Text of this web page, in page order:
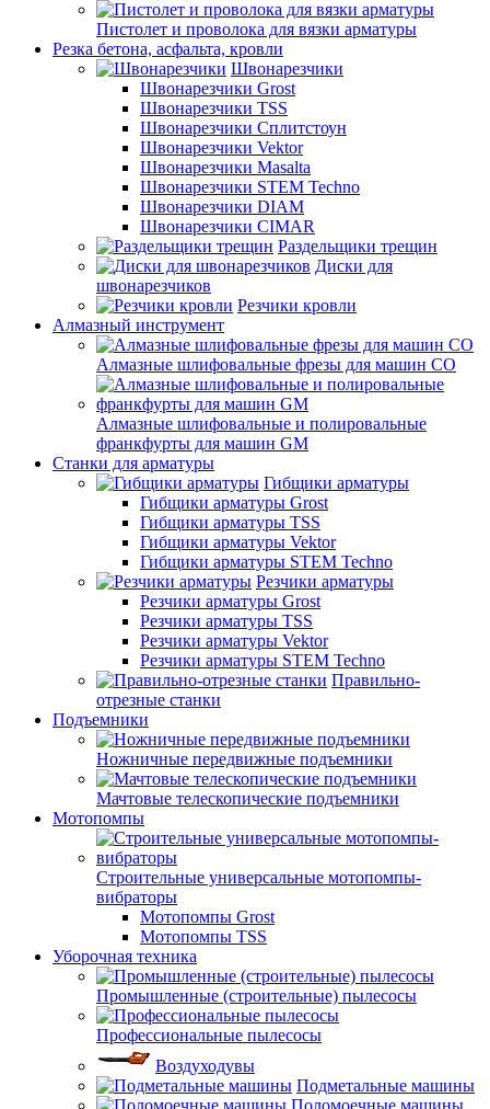
Пистолет и проволока для вязки арматуры
Резка бетона, асфальта, кровли
Швонарезчики
Швонарезчики Grost
Швонарезчики TSS
Швонарезчики Сплитстоун
Швонарезчики Vektor
Швонарезчики Masalta
Швонарезчики STEM Techno
Швонарезчики DIAM
Швонарезчики CIMAR
Раздельщики трещин
Диски для
швонарезчиков
Резчики кровли
Алмазный инструмент
Алмазные шлифовальные фрезы для машин СО
Алмазные шлифовальные и полировальные
франкфурты для машин GM
Станки для арматуры
Гибщики арматуры
Гибщики арматуры Grost
Гибщики арматуры TSS
Гибщики арматуры Vektor
Гибщики арматуры STEM Techno
Резчики арматуры
Резчики арматуры Grost
Резчики арматуры TSS
Резчики арматуры Vektor
Резчики арматуры STEM Techno
Правильно-
отрезные станки
Подъемники
Ножничные передвижные подъемники
Мачтовые телескопические подъемники
Мотопомпы
Строительные универсальные мотопомпы-
вибраторы
Мотопомпы Grost
Мотопомпы TSS
Уборочная техника
Промышленные (строительные) пылесосы
Профессиональные пылесосы
Воздуходувы
Подметальные машины
Поломоечные машины